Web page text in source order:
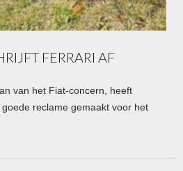
FERRARI AF
van het Fiat-concern, heeft
reclame gemaakt voor het
achterop een file.